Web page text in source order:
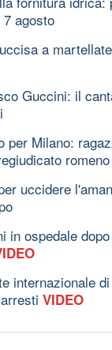
agosto
a
Guccini: il
per Milano:
romeno
uccidere
in ospedale
internazionale
VIDEO